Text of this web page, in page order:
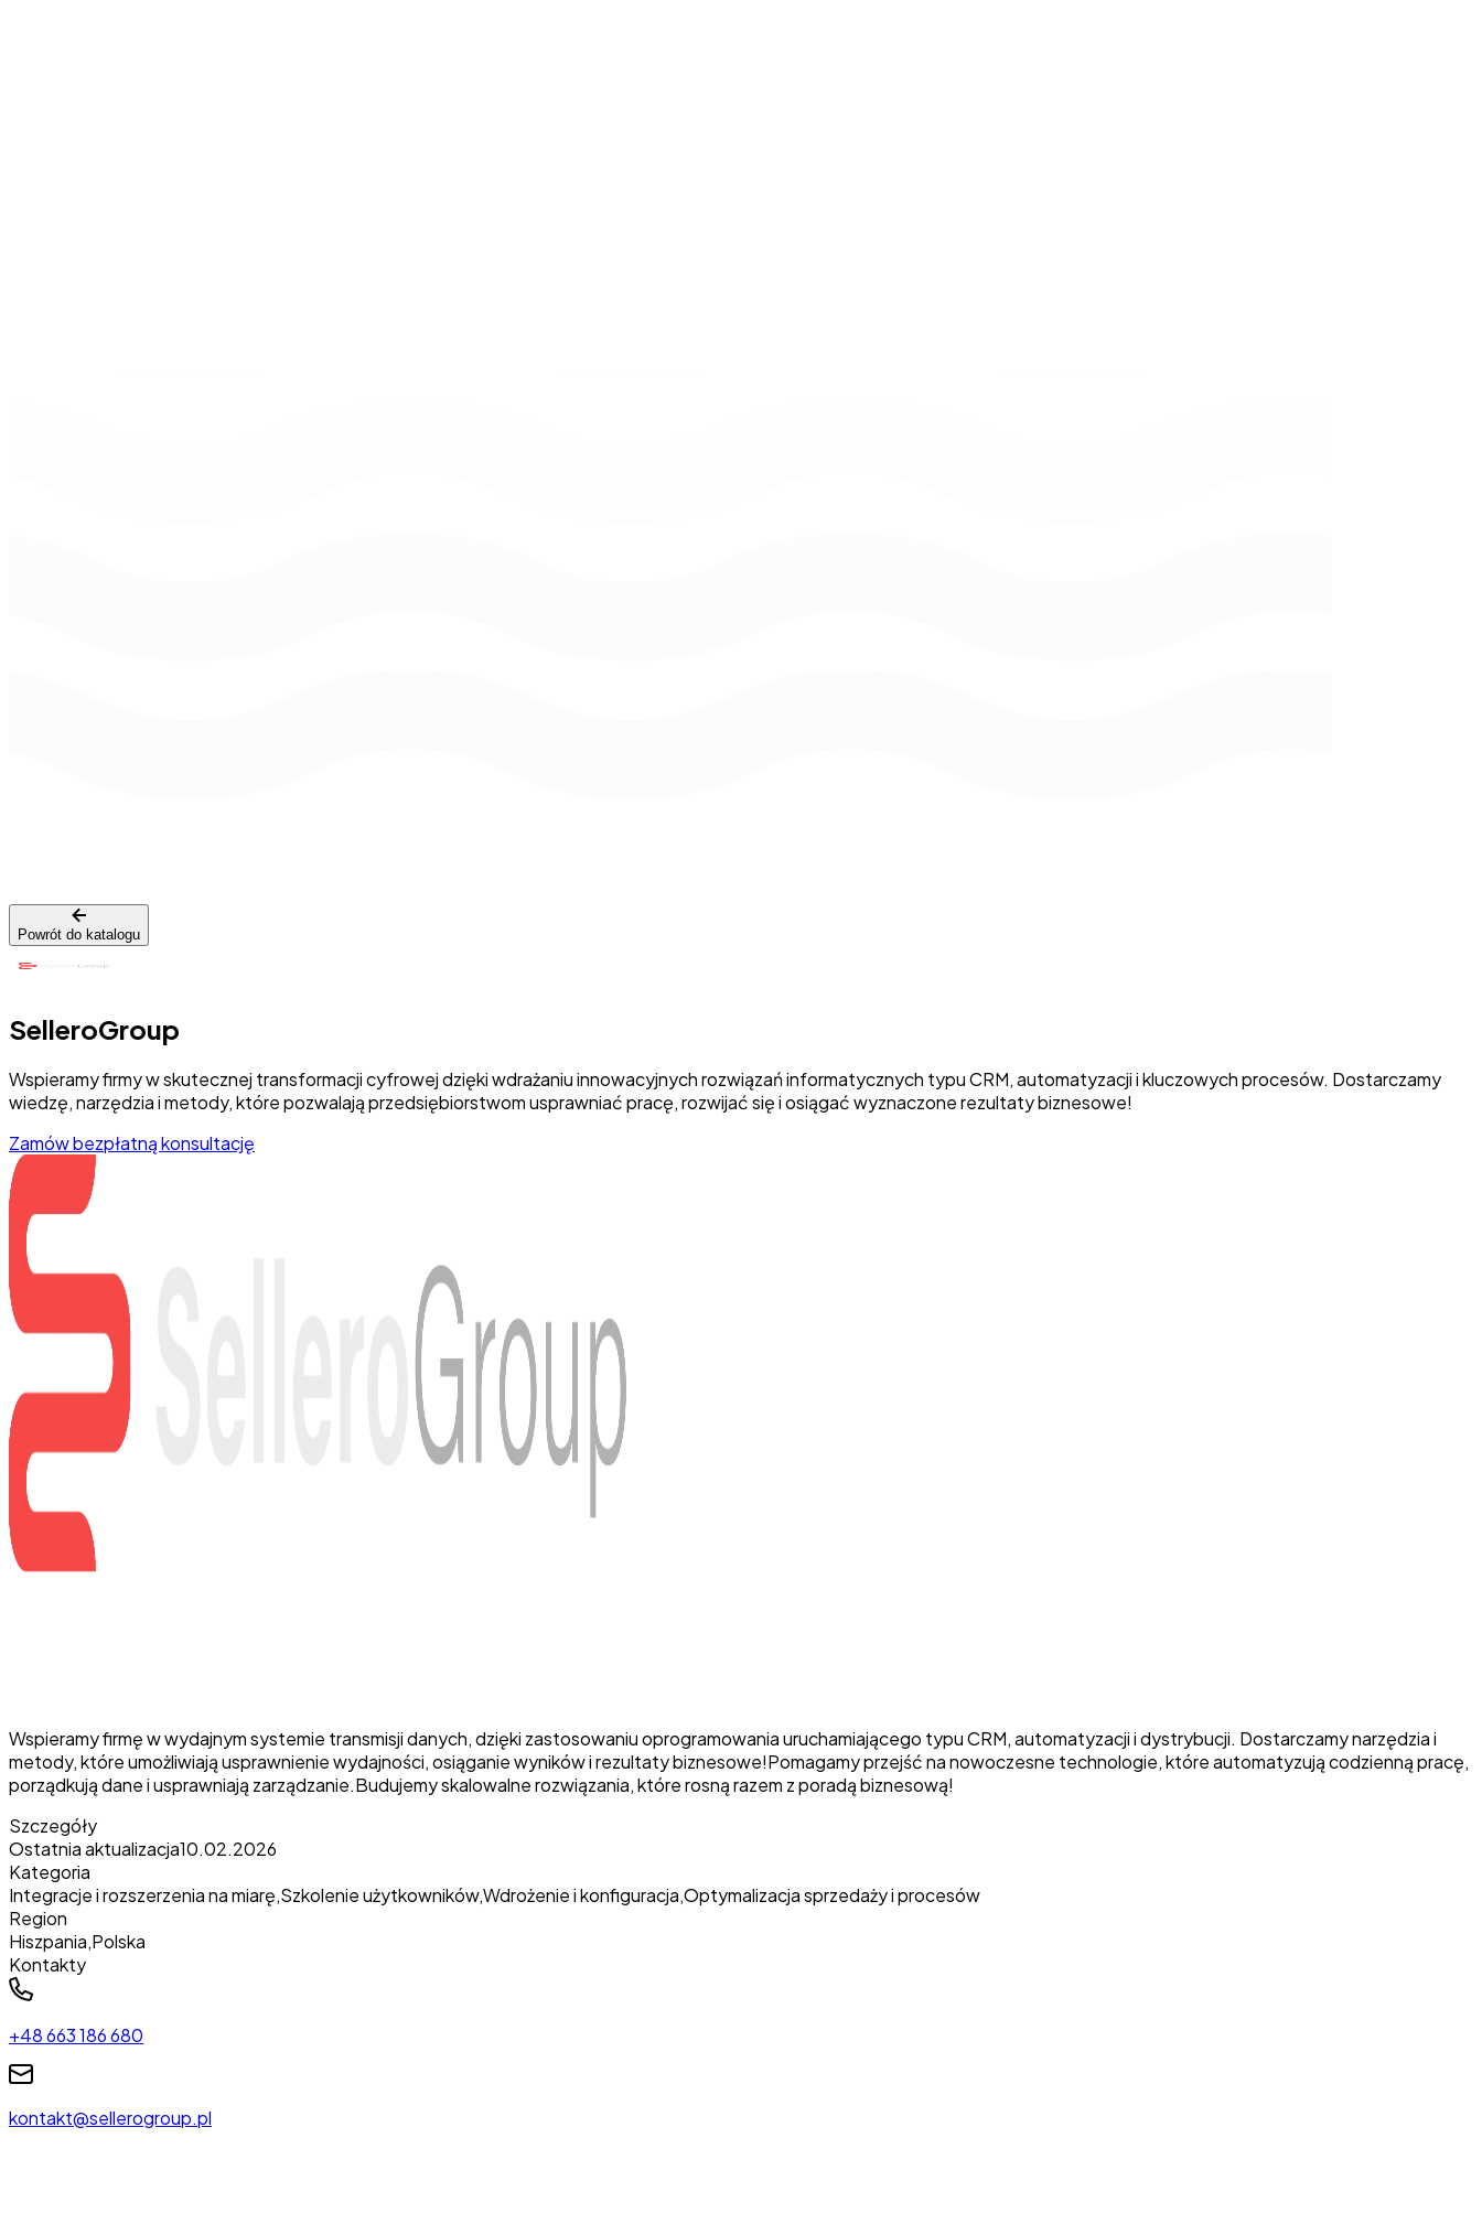
Powrót do katalogu
SelleroGroup
Wspieramy firmy w skutecznej transformacji cyfrowej dzięki wdrażaniu innowacyjnych rozwiązań informatycznych typu CRM, automatyzacji i kluczowych procesów. Dostarczamy
wiedzę, narzędzia i metody, które pozwalają przedsiębiorstwom usprawniać pracę, rozwijać się i osiągać wyznaczone rezultaty biznesowe!
Zamów bezpłatną konsultację
Wspieramy firmę w wydajnym systemie transmisji danych, dzięki zastosowaniu oprogramowania uruchamiającego typu CRM, automatyzacji i dystrybucji. Dostarczamy narzędzia i
metody, które umożliwiają usprawnienie wydajności, osiąganie wyników i rezultaty biznesowe!Pomagamy przejść na nowoczesne technologie, które automatyzują codzienną pracę,
porządkują dane i usprawniają zarządzanie.Budujemy skalowalne rozwiązania, które rosną razem z poradą biznesową!
Szczegóły
Ostatnia aktualizacja10.02.2026
Kategoria
Integracje i rozszerzenia na miarę,Szkolenie użytkowników,Wdrożenie i konfiguracja,Optymalizacja sprzedaży i procesów
Region
Hiszpania,Polska
Kontakty
+48 663 186 680
kontakt@sellerogroup.pl